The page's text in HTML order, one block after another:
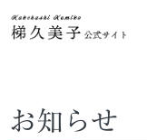
お知らせ